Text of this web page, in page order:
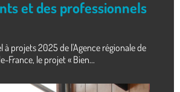
et des professionnels
à projets 2025 de l'Agence régionale de
France, le projet « Bien...